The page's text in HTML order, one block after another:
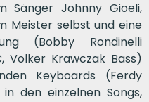
Sänger Johnny Gioeli,
Meister selbst und eine
(Bobby Rondinelli
Volker Krawczak Bass)
Keyboards (Ferdy
den einzelnen Songs,